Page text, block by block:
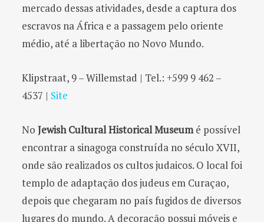
mercado dessas atividades, desde a captura dos
escravos na África e a passagem pelo oriente
médio, até a libertação no Novo Mundo.
Klipstraat, 9 – Willemstad | Tel.: +599 9 462 –
4537 | Site
No Jewish Cultural Historical Museumé possível
encontrar a sinagoga construída no século XVII,
onde são realizados os cultos judaicos. O local foi
templo de adaptação dos judeus em Curaçao,
depois que chegaram no país fugidos de diversos
lugares do mundo. A decoração possui móveis e